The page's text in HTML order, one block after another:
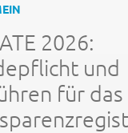
2026:
und
für das